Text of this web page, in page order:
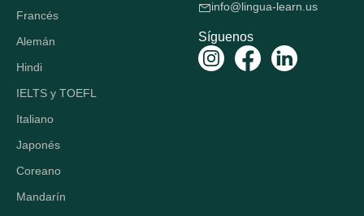
Francés
Alemán
Hindi
IELTS y TOEFL
Italiano
Japonés
Coreano
Mandarín
info@lingua-learn.us
Síguenos